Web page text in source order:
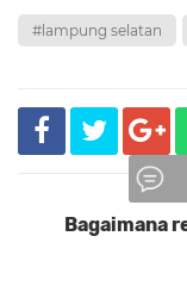
#lampung selatan
Bagaimana